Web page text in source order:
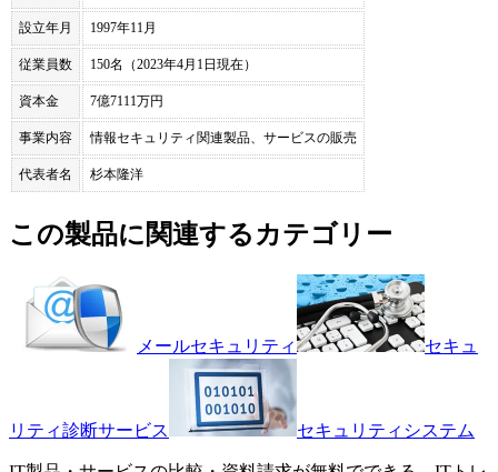
設立年月 1997年11月
従業員数 150名（2023年4月1日現在）
資本金 7億7111万円
事業内容 情報セキュリティ関連製品、サービスの販売
代表者名 杉本隆洋
この製品に関連するカテゴリー
メールセキュリティ セキュ
リティ診断サービス セキュリティシステム